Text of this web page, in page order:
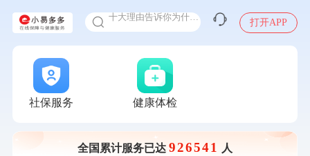
入职体检在线预约
甲状腺癌怎么筛查
打开APP
社保服务 健康体检
全国累计服务已达 926541 人
7分钟前 林**
成功预约了女性健康套餐二档
7分钟前
购买了姚朵朵-1000g粗粮生活礼盒
购买了BP3颈椎热敷枕
购买了BP3颈椎热敷枕
1分钟前
刘**
成功预约了入职体检套餐